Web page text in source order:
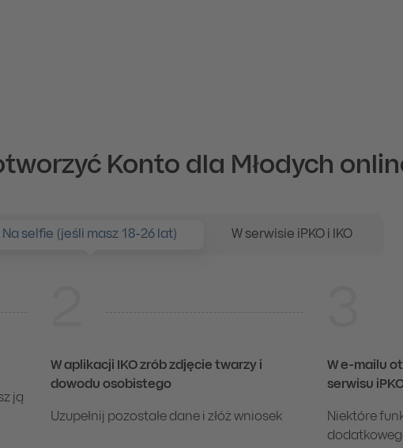
za granicą1 Konto dla Młodych
Na selfie (jeśli masz 18-26 lat) W serwisie iPKO i IKO
ją
W aplikacji IKO zrób zdjęcie twarzy i
dowodu osobistego
Uzupełnij pozostałe dane i złóż wniosek
W e-mailu
serwisu
Niektóre